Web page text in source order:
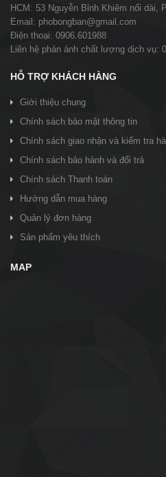
HCM: 53 Nguyễn Bỉnh Khiêm nối dài,
Email: phobongban@gmail.com
Điện thoại: 0906.601988
Liên hệ phản ánh chất lượng dịch vụ:
HỖ TRỢ KHÁCH HÀNG
Giới thiệu chung
Chính sách bảo mật thông tin
Chính sách giao nhận và kiểm tra
Chính sách bảo hành và đổi trả
Chính sách Thanh toán
Hướng dẫn mua hàng
Quản lý đơn hàng
Sản phẩm yêu thích
MAP